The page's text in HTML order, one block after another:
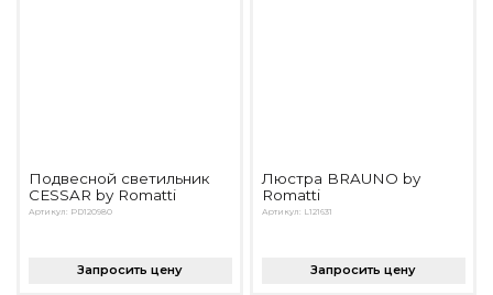
Подвесной светильник
CESSAR by Romatti
Артикул: PD120980
Запросить цену
Люстра BRAUNO by
Romatti
Артикул: L121631
Запросить цену